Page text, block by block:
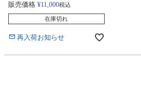
販売価格 ¥11,000税込
在庫切れ
再入荷お知らせ